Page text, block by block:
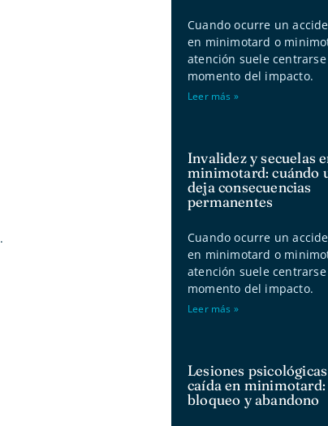
.
Cuando ocurre un
en minimotard o
atención suele
momento del impacto.
Leer más »
Invalidez y secuelas
minimotard: cuándo
deja consecuencias
permanentes
Cuando ocurre un
en minimotard o
atención suele
momento del impacto.
Leer más »
Lesiones
caída en
bloqueo y abandono